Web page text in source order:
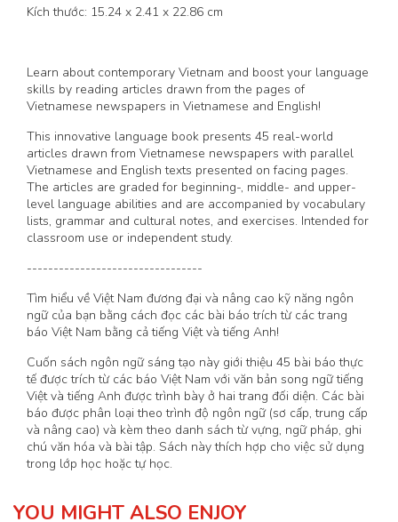
Kích thước: 15.24 x 2.41 x 22.86 cm
Learn about contemporary Vietnam and boost your language
skills by reading articles drawn from the pages of
Vietnamese newspapers in Vietnamese and English!
This innovative language book presents 45 real-world
articles drawn from Vietnamese newspapers with parallel
Vietnamese and English texts presented on facing pages.
The articles are graded for beginning-, middle- and upper-
level language abilities and are accompanied by vocabulary
lists, grammar and cultural notes, and exercises. Intended for
classroom use or independent study.
---------------------------------
Tìm hiểu về Việt Nam đương đại và nâng cao kỹ năng ngôn
ngữ của bạn bằng cách đọc các bài báo trích từ các trang
báo Việt Nam bằng cả tiếng Việt và tiếng Anh!
Cuốn sách ngôn ngữ sáng tạo này giới thiệu 45 bài báo thực
tế được trích từ các báo Việt Nam với văn bản song ngữ tiếng
Việt và tiếng Anh được trình bày ở hai trang đối diện. Các bài
báo được phân loại theo trình độ ngôn ngữ (sơ cấp, trung cấp
và nâng cao) và kèm theo danh sách từ vựng, ngữ pháp, ghi
chú văn hóa và bài tập. Sách này thích hợp cho việc sử dụng
trong lớp học hoặc tự học.
YOU MIGHT ALSO ENJOY